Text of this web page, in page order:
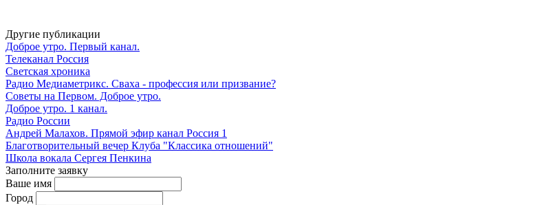
Другие публикации
Доброе утро. Первый канал.
Телеканал Россия
Светская хроника
Радио Медиаметрикс. Сваха - профессия или призвание?
Советы на Первом. Доброе утро.
Доброе утро. 1 канал.
Радио России
Андрей Малахов. Прямой эфир канал Россия 1
Благотворительный вечер Клуба "Классика отношений"
Школа вокала Сергея Пенкина
Заполните заявку
Ваше имя
Город